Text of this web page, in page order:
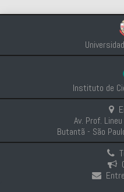
Instituto de
Av. Prof.
Butantã - São